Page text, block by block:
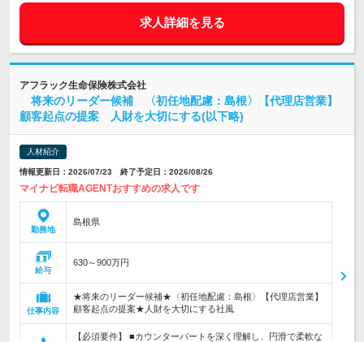
求人詳細を見る
アフラック生命保険株式会社
将来のリーダー候補 〈初任地配慮：島根〉【代理店営業】
顧客起点の提案 人財を大切にする(以下略)
人材紹介
情報更新日：2026/07/23 終了予定日：2026/08/26
マイナビ転職AGENTおすすめの求人です
勤務地
島根県
給与
630～900万円
仕事内容
★将来のリーダー候補★〈初任地配慮：島根〉【代理店営業】
顧客起点の提案★人財を大切にする社風
【必須要件】 ■カウンターパートを深く理解し、円滑で柔軟な